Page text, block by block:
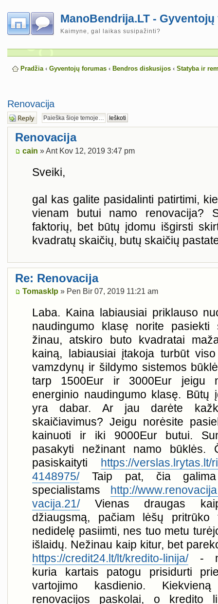
ManoBendrija.LT -
Kaimyne, gal laikas susipažinti?
Pradžia ‹ Gyventojų forumas ‹ Bendros diskusijos ‹ Statyba ir
Renovacija
Atsakymo
rašymas
Renovacija
cain » Ant Kov 12, 2019 3:47 pm
Sveiki,
gal kas galite pasidalinti patirtimi,
vienam butui namo renovacija?
faktorių, bet būtų įdomu išgirsti
kvadratų skaičių, butų skaičių
Re: Renovacija
Tomasklp » Pen Bir 07, 2019 11:21 am
Laba. Kaina labiausiai priklauso
naudingumo klasę norite pasiekti
žinau, atskiro buto kvadratai
kainą, labiausiai įtakoja turbūt
vamzdynų ir šildymo sistemos
tarp 1500Eur ir 3000Eur jeigu
energinio naudingumo klasę. Būtų
yra dabar. Ar jau darėte
skaičiavimus? Jeigu norėsite
kainuoti ir iki 9000Eur butui.
pasakyti nežinant namo būklės.
pasiskaityti
https://
4148975/Taip pat, čia galima
specialistams
http://
vacija.21/Vienas draugas
džiaugsmą, pačiam lėšų
nedidelę pasiimti, nes tuo metu
išlaidų. Nežinau kaip kitur, bet
https://credit24.lt/lt/kredito-linija/-
kuria kartais patogu prisidurti
vartojimo kasdienio.
renovacijos paskolai, o kredito